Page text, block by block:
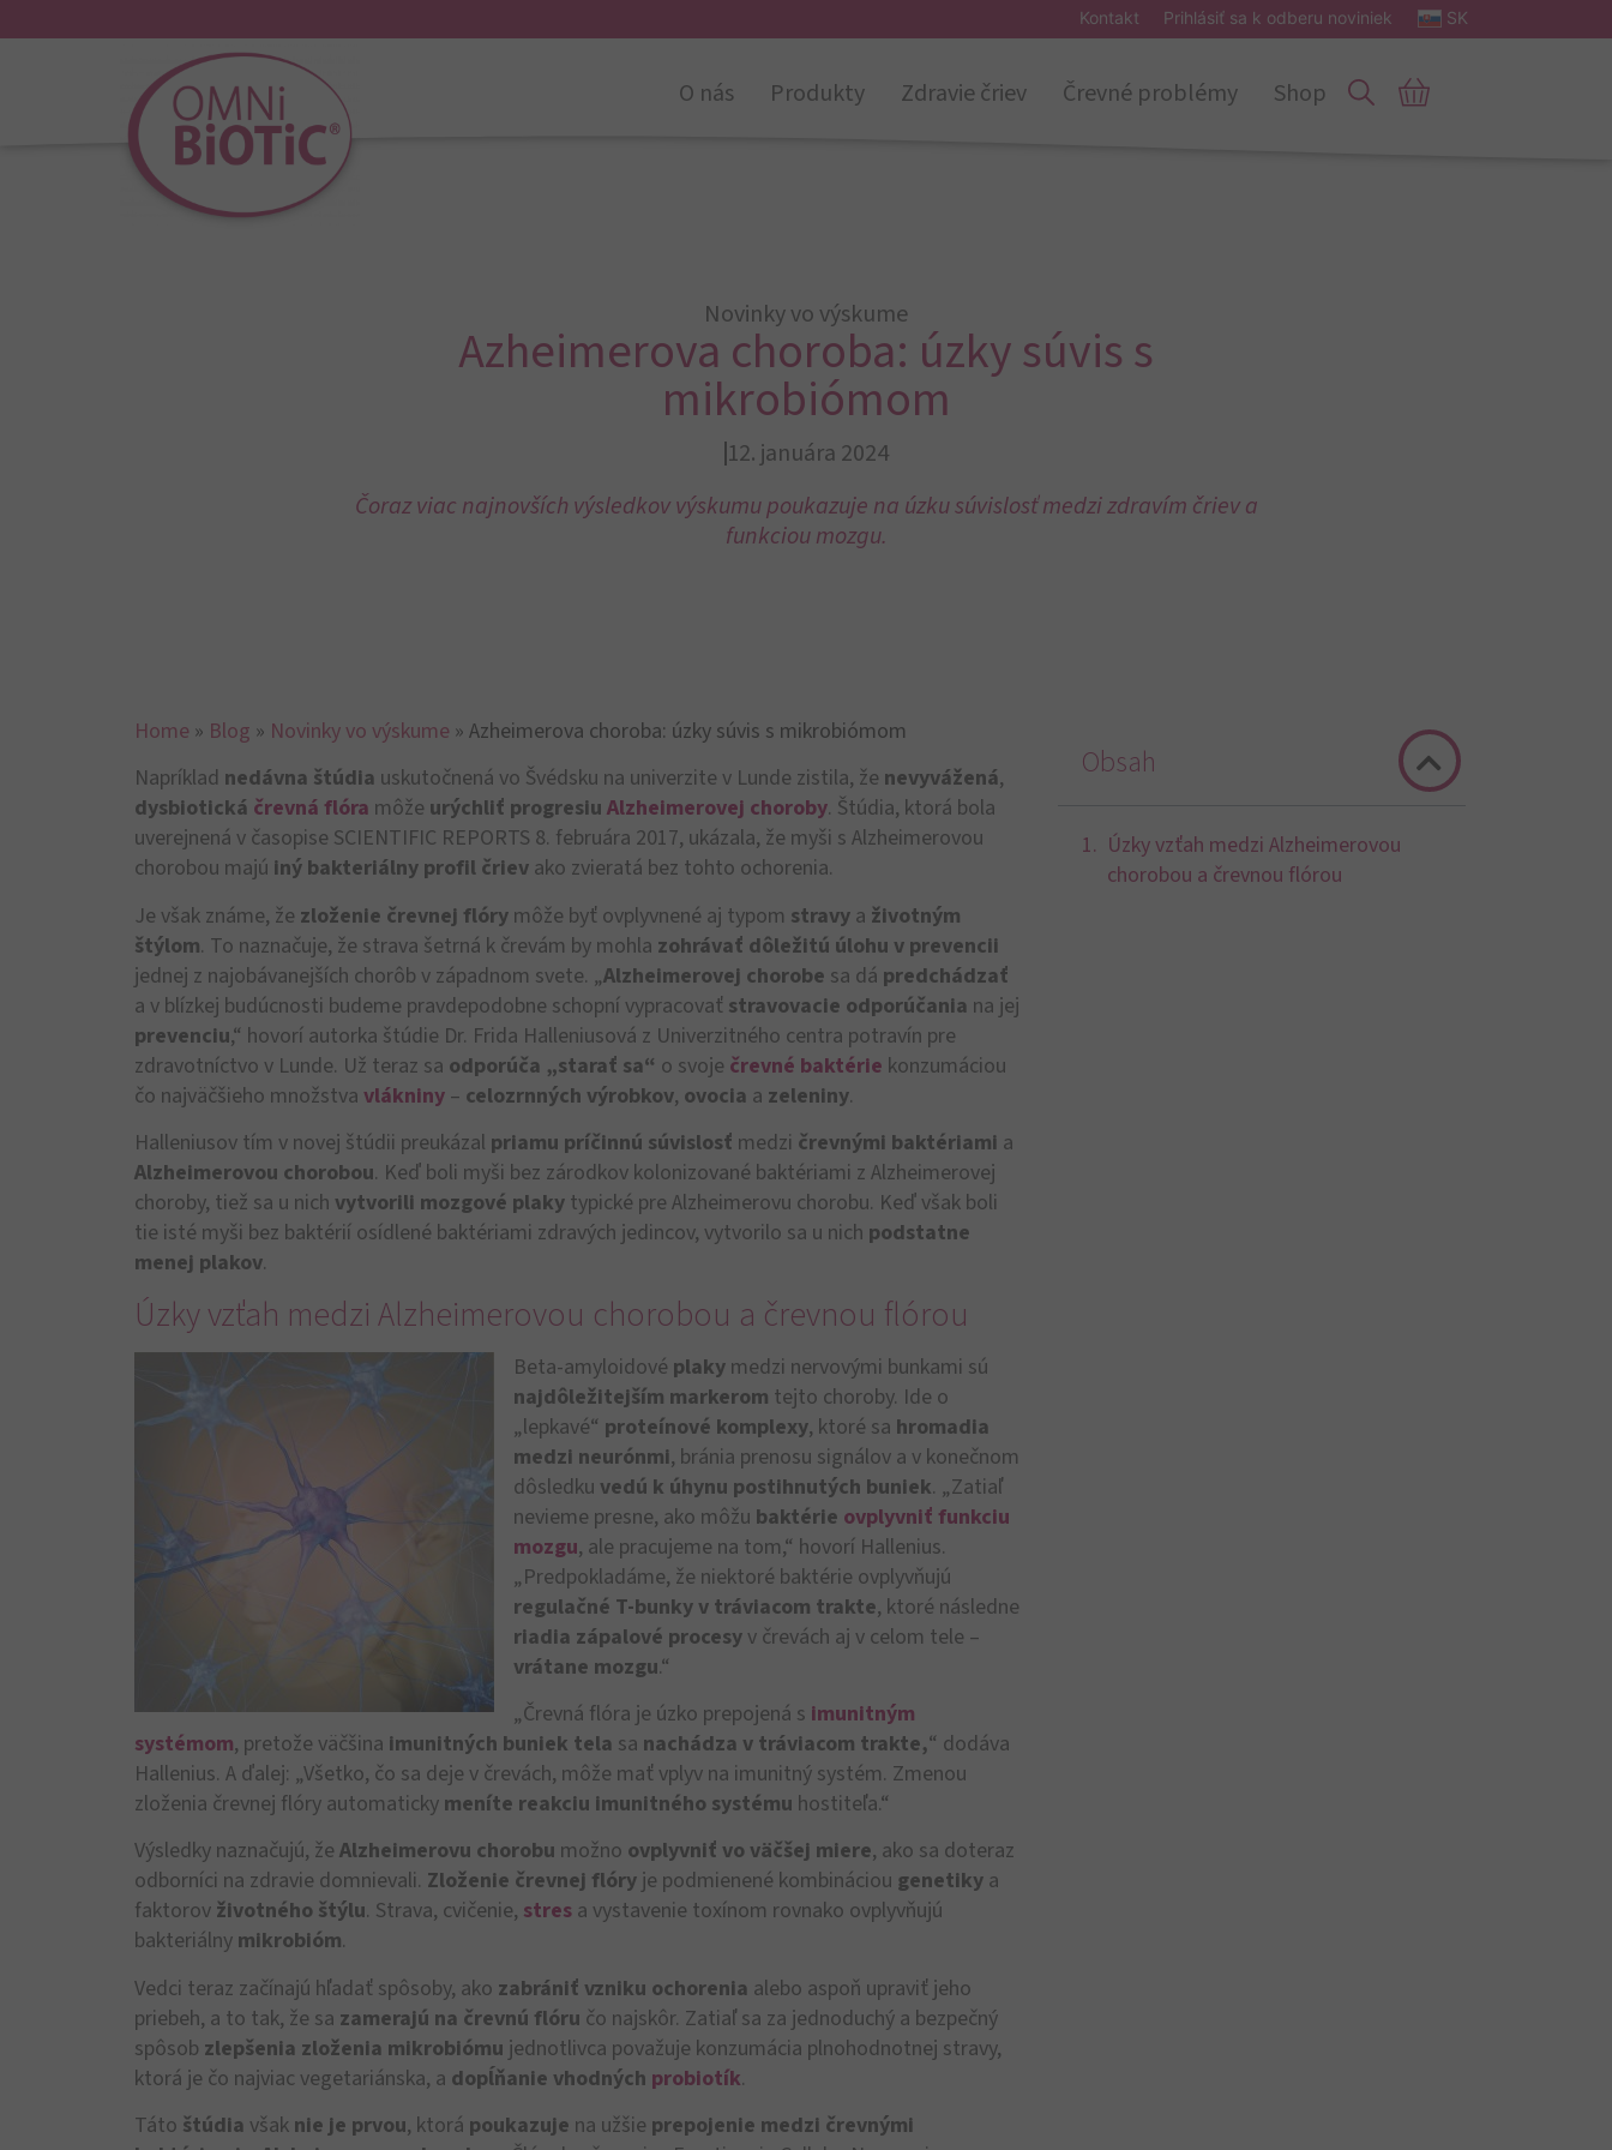
Kontakt Prihlásiť sa k odberu noviniek SK
O nás Produkty Zdravie čriev Črevné problémy Shop
Novinky vo výskume
Azheimerova choroba: úzky súvis s
mikrobiómom
12. januára 2024
Čoraz viac najnovších výsledkov výskumu poukazuje na úzku súvislosť medzi zdravím čriev a
funkciou mozgu.
Home » Blog » Novinky vo výskume » Azheimerova choroba: úzky súvis s mikrobiómom
Napríklad nedávna štúdia uskutočnená vo Švédsku na univerzite v Lunde zistila, že nevyvážená,
dysbiotická črevná flóra môže urýchliť progresiu Alzheimerovej choroby. Štúdia, ktorá bola
uverejnená v časopise SCIENTIFIC REPORTS 8. februára 2017, ukázala, že myši s Alzheimerovou
chorobou majú iný bakteriálny profil čriev ako zvieratá bez tohto ochorenia.
Je však známe, že zloženie črevnej flóry môže byť ovplyvnené aj typom stravy a životným
štýlom. To naznačuje, že strava šetrná k črevám by mohla zohrávať dôležitú úlohu v prevencii
jednej z najobávanejších chorôb v západnom svete. „Alzheimerovej chorobe sa dá predchádzať
a v blízkej budúcnosti budeme pravdepodobne schopní vypracovať stravovacie odporúčania na jej
prevenciu,“ hovorí autorka štúdie Dr. Frida Halleniusová z Univerzitného centra potravín pre
zdravotníctvo v Lunde. Už teraz sa odporúča „starať sa“ o svoje črevné baktérie konzumáciou
čo najväčšieho množstva vlákniny – celozrnných výrobkov, ovocia a zeleniny.
Halleniusov tím v novej štúdii preukázal priamu príčinnú súvislosť medzi črevnými baktériami a
Alzheimerovou chorobou. Keď boli myši bez zárodkov kolonizované baktériami z Alzheimerovej
choroby, tiež sa u nich vytvorili mozgové plaky typické pre Alzheimerovu chorobu. Keď však boli
tie isté myši bez baktérií osídlené baktériami zdravých jedincov, vytvorilo sa u nich podstatne
menej plakov.
Úzky vzťah medzi Alzheimerovou chorobou a črevnou flórou
Beta-amyloidové plaky medzi nervovými bunkami sú
najdôležitejším markerom tejto choroby. Ide o
„lepkavé“ proteínové komplexy, ktoré sa hromadia
medzi neurónmi, bránia prenosu signálov a v konečnom
dôsledku vedú k úhynu postihnutých buniek. „Zatiaľ
nevieme presne, ako môžu baktérie ovplyvniť funkciu
mozgu, ale pracujeme na tom,“ hovorí Hallenius.
„Predpokladáme, že niektoré baktérie ovplyvňujú
regulačné T-bunky v tráviacom trakte, ktoré následne
riadia zápalové procesy v črevách aj v celom tele –
vrátane mozgu.“
„Črevná flóra je úzko prepojená s imunitným
systémom, pretože väčšina imunitných buniek tela sa nachádza v tráviacom trakte,“ dodáva
Hallenius. A ďalej: „Všetko, čo sa deje v črevách, môže mať vplyv na imunitný systém. Zmenou
zloženia črevnej flóry automaticky meníte reakciu imunitného systému hostiteľa.“
Výsledky naznačujú, že Alzheimerovu chorobu možno ovplyvniť vo väčšej miere, ako sa doteraz
odborníci na zdravie domnievali. Zloženie črevnej flóry je podmienené kombináciou genetiky a
faktorov životného štýlu. Strava, cvičenie, stres a vystavenie toxínom rovnako ovplyvňujú
bakteriálny mikrobióm.
Vedci teraz začínajú hľadať spôsoby, ako zabrániť vzniku ochorenia alebo aspoň upraviť jeho
priebeh, a to tak, že sa zamerajú na črevnú flóru čo najskôr. Zatiaľ sa za jednoduchý a bezpečný
spôsob zlepšenia zloženia mikrobiómu jednotlivca považuje konzumácia plnohodnotnej stravy,
ktorá je čo najviac vegetariánska, a dopĺňanie vhodných probiotík.
Táto štúdia však nie je prvou, ktorá poukazuje na užšie prepojenie medzi črevnými
Obsah
Úzky vzťah medzi Alzheimerovou
chorobou a črevnou flórou